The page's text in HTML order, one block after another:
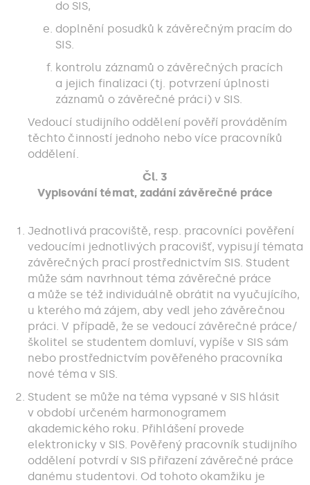
do SIS,
doplnění posudků k závěrečným pracím do
SIS.
kontrolu záznamů o závěrečných pracích
a jejich finalizaci (tj. potvrzení úplnosti
záznamů o závěrečné práci) v SIS.
Vedoucí studijního oddělení pověří prováděním
těchto činností jednoho nebo více pracovníků
oddělení.
Čl. 3
Vypisování témat, zadání závěrečné práce
Jednotlivá pracoviště, resp. pracovníci pověření
vedoucími jednotlivých pracovišť, vypisují témata
závěrečných prací prostřednictvím SIS. Student
může sám navrhnout téma závěrečné práce
a může se též individuálně obrátit na vyučujícího,
u kterého má zájem, aby vedl jeho závěrečnou
práci. V případě, že se vedoucí závěrečné práce/
školitel se studentem domluví, vypíše v SIS sám
nebo prostřednictvím pověřeného pracovníka
nové téma v SIS.
Student se může na téma vypsané v SIS hlásit
v období určeném harmonogramem
akademického roku. Přihlášení provede
elektronicky v SIS. Pověřený pracovník studijního
oddělení potvrdí v SIS přiřazení závěrečné práce
danému studentovi. Od tohoto okamžiku je